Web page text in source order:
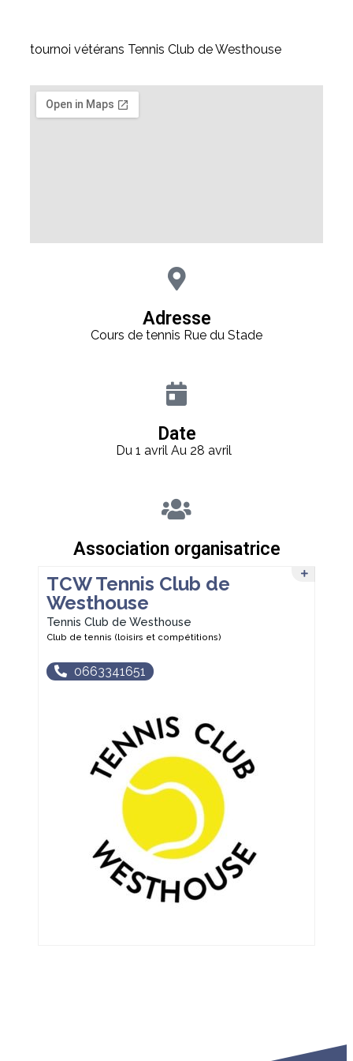
tournoi vétérans Tennis Club de Westhouse
Adresse
Cours de tennis Rue du Stade
Date
Du 1 avril Au 28 avril
Association organisatrice
TCW Tennis Club de
Westhouse
Tennis Club de Westhouse
Club de tennis (loisirs et compétitions)
0663341651